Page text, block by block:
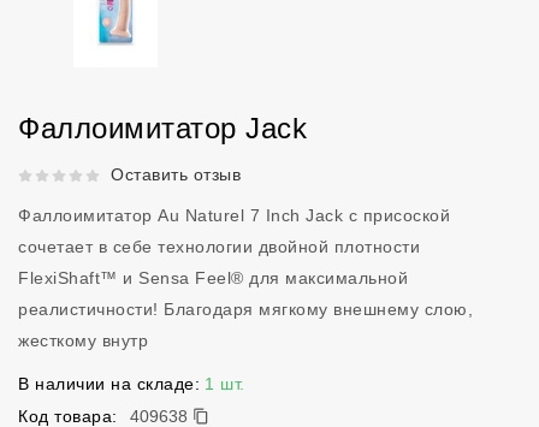
Фаллоимитатор Jack
Рейтинг 5 из 5.Оставить отзыв
Фаллоимитатор Au Naturel 7 Inch Jack с присоской
сочетает в себе технологии двойной плотности
FlexiShaft™ и Sensa Feel® для максимальной
реалистичности! Благодаря мягкому внешнему слою,
жесткому внутр
В наличии на складе: 1 шт.
Код товара:
409638
409638